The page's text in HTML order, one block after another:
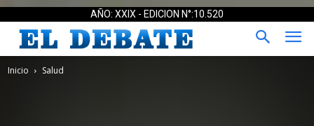
AÑO: XXIX - EDICION N°:10.520
Inicio Salud